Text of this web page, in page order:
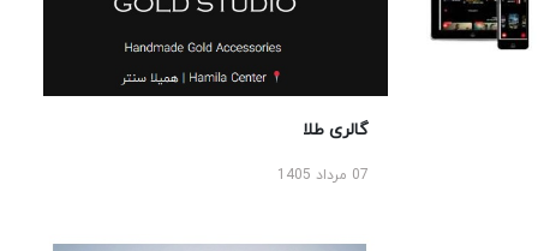
گالری طلا
07 مرداد 1405